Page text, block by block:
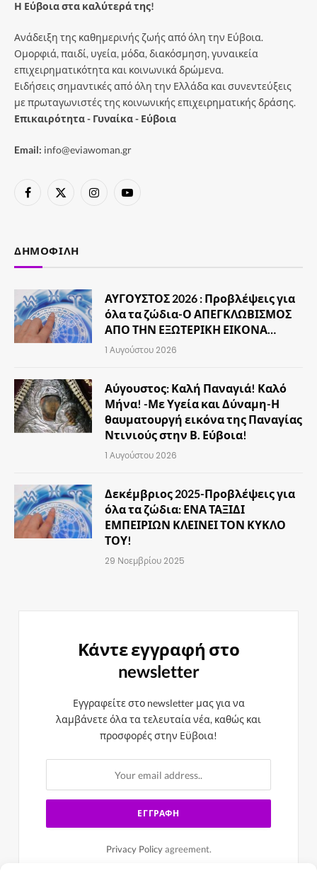
Η Εύβοια στα καλύτερά της!
Ανάδειξη της καθημερινής ζωής από όλη την Εύβοια.
Ομορφιά, παιδί, υγεία, μόδα, διακόσμηση, γυναικεία
επιχειρηματικότητα και κοινωνικά δρώμενα.
Ειδήσεις σημαντικές από όλη την Ελλάδα και συνεντεύξεις
με πρωταγωνιστές της κοινωνικής επιχειρηματικής δράσης.
Επικαιρότητα - Γυναίκα - Εύβοια
Email: info@eviawoman.gr
Facebook
X
InstagramYouTube
ΔΗΜΟΦΙΛΉ
ΑΥΓΟΥΣΤΟΣ 2026 : Προβλέψεις για
όλα τα ζώδια-Ο ΑΠΕΓΚΛΩΒΙΣΜΟΣ
ΑΠΟ ΤΗΝ ΕΞΩΤΕΡΙΚΗ ΕΙΚΟΝΑ…
1 Αυγούστου 2026
Αύγουστος: Καλή Παναγιά! Καλό
Μήνα! -Με Υγεία και Δύναμη-Η
θαυματουργή εικόνα της Παναγίας
Ντινιούς στην Β. Εύβοια!
1 Αυγούστου 2026
Δεκέμβριος 2025-Προβλέψεις για
όλα τα ζώδια: ΕΝΑ ΤΑΞΙΔΙ
ΕΜΠΕΙΡΙΩΝ ΚΛΕΙΝΕΙ ΤΟΝ ΚΥΚΛΟ
ΤΟΥ!
29 Νοεμβρίου 2025
Κάντε εγγραφή στο
newsletter
Εγγραφείτε στο newsletter μας για να
λαμβάνετε όλα τα τελευταία νέα, καθώς και
προσφορές στην Εϋβοια!
Privacy Policyagreement.